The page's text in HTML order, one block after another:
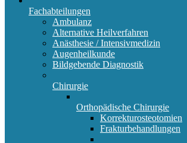
Fachabteilungen
Ambulanz
Alternative Heilverfahren
Anästhesie / Intensivmedizin
Augenheilkunde
Bildgebende Diagnostik
Chirurgie
Orthopädische Chirurgie
Korrekturosteotomien
Frakturbehandlungen